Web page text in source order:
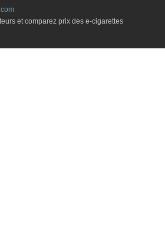
et comparez prix des e-cigarettes